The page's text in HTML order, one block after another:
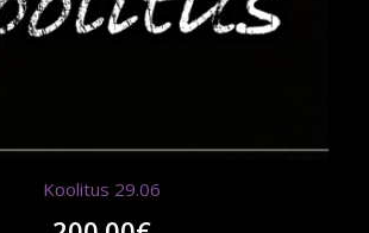
Koolitus 29.06